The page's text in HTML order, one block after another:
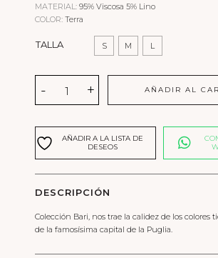
S/ 340.00.S/ 229.00.
MATERIAL: 95% Viscosa 5% Lino
COLOR: Terra
TALLA S M L
Vestido
Bari
Manga
-
Terra
cantidad
+
- AÑADIR AL
AÑADIR A LA LISTA DE
DESEOS
DESCRIPCIÓN
Colección Bari, nos trae la calidez de los colores
de la famosísima capital de la Puglia.